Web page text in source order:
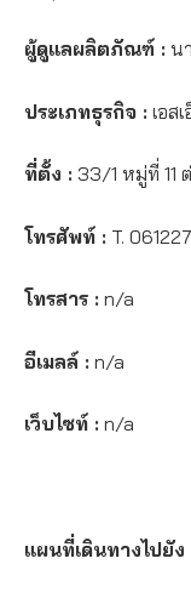
ผู้ดูแลผลิตภัณฑ์ : น
ประเภทธุรกิจ : เอส
ที่ตั้ง : 33/1 หมู่ที่ 11
โทรศัพท์ : T.
โทรสาร : n/a
อีเมลล์ : n/a
เว็บไซท์ : n/a
แผนที่เดินทางไปยั